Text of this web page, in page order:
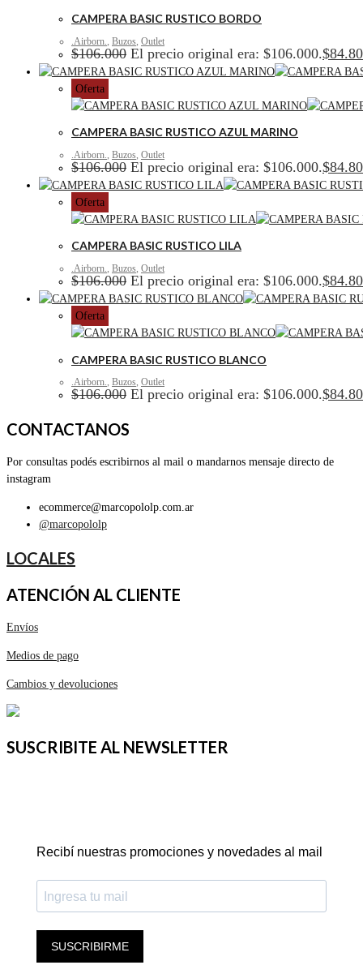
CAMPERA BASIC RUSTICO BORDO
.Airborn. Buzos Outlet
$106.000 El precio original era: $106.000.$
Oferta
CAMPERA BASIC RUSTICO AZUL MARINO
.Airborn. Buzos Outlet
$106.000 El precio original era: $106.000.$
Oferta
CAMPERA BASIC RUSTICO LILA
.Airborn., Buzos, Outlet
$106.000 El precio original era: $106.000.$
Oferta
CAMPERA BASIC RUSTICO BLANCO
.Airborn., Buzos, Outlet
$106.000 El precio original era: $106.000.$
CONTACTANOS
Por consultas podés escribirnos al mail o mandarnos mensaje directo de
instagram
ecommerce@marcopololp.com.ar
@marcopololp
LOCALES
ATENCIÓN AL CLIENTE
Envíos
Medios de pago
Cambios y devoluciones
SUSCRIBITE AL NEWSLETTER
Recibí nuestras promociones y novedades al mail
SUSCRIBIRME